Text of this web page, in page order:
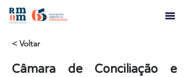
< Voltar
Câmara de Conciliação e